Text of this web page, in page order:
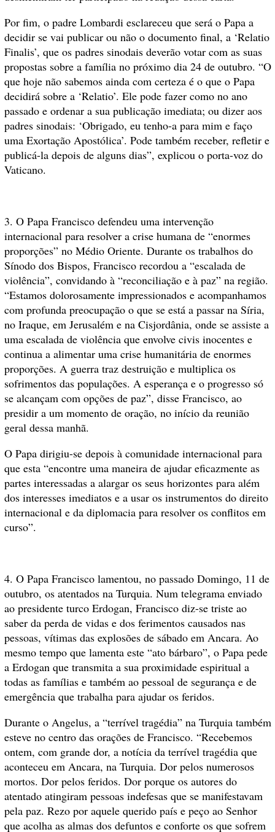
Por fim, o padre Lombardi esclareceu que será o Papa a
decidir se vai publicar ou não o documento final, a ‘Relatio
Finalis’, que os padres sinodais deverão votar com as suas
propostas sobre a família no próximo dia 24 de outubro. “O
que hoje não sabemos ainda com certeza é o que o Papa
decidirá sobre a ‘Relatio’. Ele pode fazer como no ano
passado e ordenar a sua publicação imediata; ou dizer aos
padres sinodais: ‘Obrigado, eu tenho-a para mim e faço
uma Exortação Apostólica’. Pode também receber, refletir e
publicá-la depois de alguns dias”, explicou o porta-voz do
Vaticano.
3. O Papa Francisco defendeu uma intervenção
internacional para resolver a crise humana de “enormes
proporções” no Médio Oriente. Durante os trabalhos do
Sínodo dos Bispos, Francisco recordou a “escalada de
violência”, convidando à “reconciliação e à paz” na região.
“Estamos dolorosamente impressionados e acompanhamos
com profunda preocupação o que se está a passar na Síria,
no Iraque, em Jerusalém e na Cisjordânia, onde se assiste a
uma escalada de violência que envolve civis inocentes e
continua a alimentar uma crise humanitária de enormes
proporções. A guerra traz destruição e multiplica os
sofrimentos das populações. A esperança e o progresso só
se alcançam com opções de paz”, disse Francisco, ao
presidir a um momento de oração, no início da reunião
geral dessa manhã.
O Papa dirigiu-se depois à comunidade internacional para
que esta “encontre uma maneira de ajudar eficazmente as
partes interessadas a alargar os seus horizontes para além
dos interesses imediatos e a usar os instrumentos do direito
internacional e da diplomacia para resolver os conflitos em
curso”.
4. O Papa Francisco lamentou, no passado Domingo, 11 de
outubro, os atentados na Turquia. Num telegrama enviado
ao presidente turco Erdogan, Francisco diz-se triste ao
saber da perda de vidas e dos ferimentos causados nas
pessoas, vítimas das explosões de sábado em Ancara. Ao
mesmo tempo que lamenta este “ato bárbaro”, o Papa pede
a Erdogan que transmita a sua proximidade espiritual a
todas as famílias e também ao pessoal de segurança e de
emergência que trabalha para ajudar os feridos.
Durante o Angelus, a “terrível tragédia” na Turquia também
esteve no centro das orações de Francisco. “Recebemos
ontem, com grande dor, a notícia da terrível tragédia que
aconteceu em Ancara, na Turquia. Dor pelos numerosos
mortos. Dor pelos feridos. Dor porque os autores do
atentado atingiram pessoas indefesas que se manifestavam
pela paz. Rezo por aquele querido país e peço ao Senhor
que acolha as almas dos defuntos e conforte os que sofrem